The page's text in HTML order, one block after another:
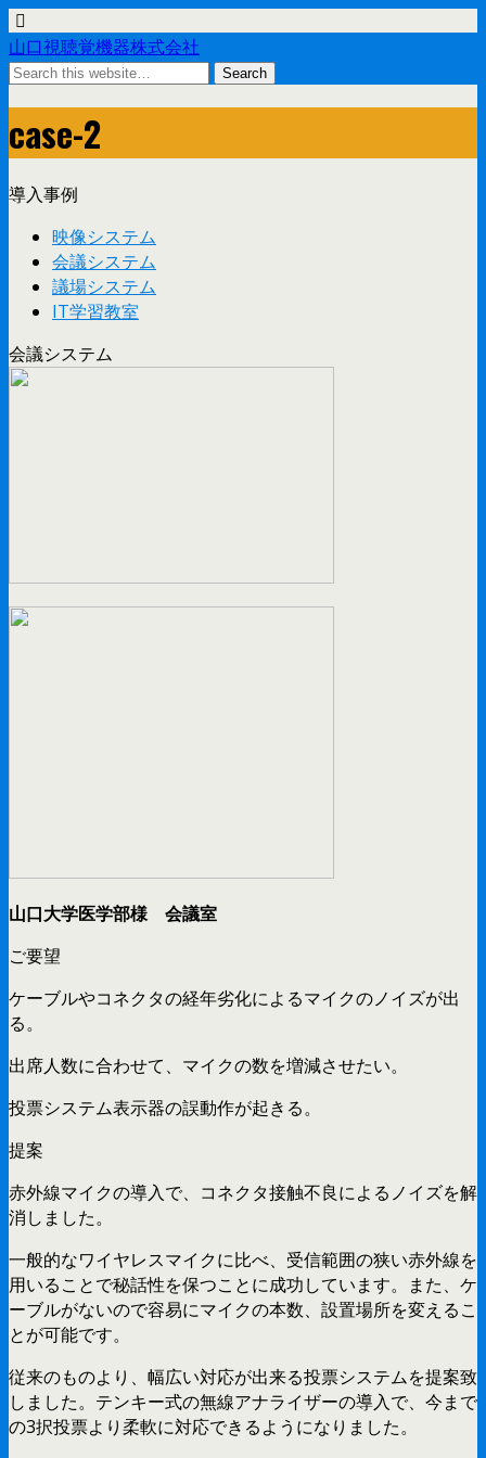
山口視聴覚機器株式会社
case-2
導入事例
映像システム
会議システム
議場システム
IT学習教室
会議システム
山口大学医学部様 会議室
ご要望
ケーブルやコネクタの経年劣化によるマイクのノイズが出
る。
出席人数に合わせて、マイクの数を増減させたい。
投票システム表示器の誤動作が起きる。
提案
赤外線マイクの導入で、コネクタ接触不良によるノイズを解
消しました。
一般的なワイヤレスマイクに比べ、受信範囲の狭い赤外線を
用いることで秘話性を保つことに成功しています。また、ケ
ーブルがないので容易にマイクの本数、設置場所を変えるこ
とが可能です。
従来のものより、幅広い対応が出来る投票システムを提案致
しました。テンキー式の無線アナライザーの導入で、今まで
の3択投票より柔軟に対応できるようになりました。